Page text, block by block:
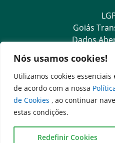
Nós usamos cookies!
Utilizamos cookies
de acordo com a nossa
de Cookies , ao continuar
estas condições.
Redefinir Cookies
Goiás
Dados
SIC – Serviço de
e-SIC – Serviço Eletrônico
Acesso às Informações das
Ouvidoria
Ouvidoria